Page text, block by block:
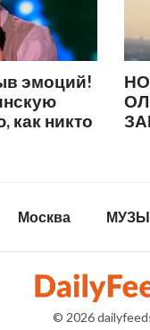
эмоций!
как никто
Москва
© 2026